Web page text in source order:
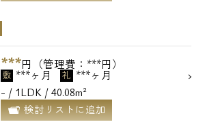
***円（管理費：***円）
敷 ***ヶ月 礼 ***ヶ月
- / 1LDK / 40.08m²
検討リストに追加